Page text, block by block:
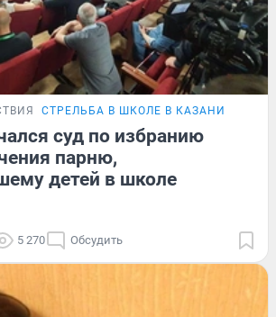
СТРЕЛЬБА В ШКОЛЕ В КАЗАНИ
суд по избранию
парню,
детей в школе
5 270 Обсудить